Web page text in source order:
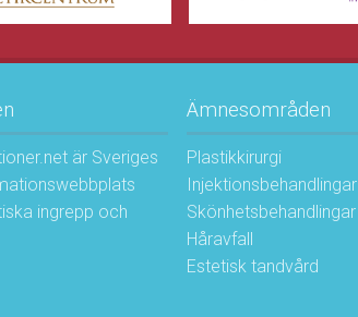
är Sveriges
ingrepp och
Ämnesområden
Plastikkirurgi
Injektionsbehandlingar
Skönhetsbehandlingar
Håravfall
Estetisk tandvård